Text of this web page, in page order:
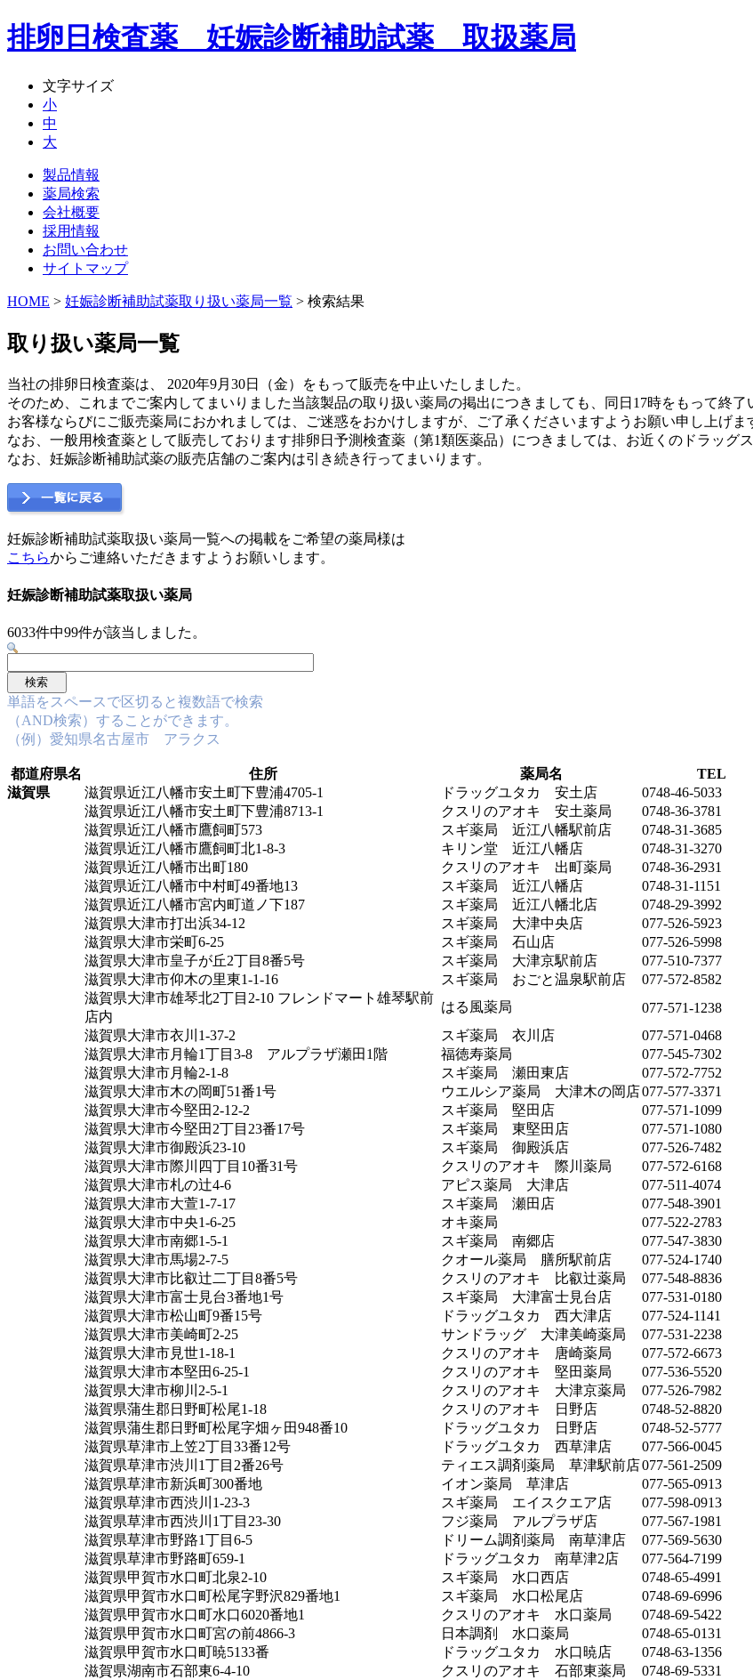
排卵日検査薬 妊娠診断補助試薬 取扱薬局
文字サイズ
小
中
大
製品情報
薬局検索
会社概要
採用情報
お問い合わせ
サイトマップ
HOME > 妊娠診断補助試薬取り扱い薬局一覧 > 検索結果
取り扱い薬局一覧
当社の排卵日検査薬は、 2020年9月30日（金）をもって販売を中止いたしました。
そのため、これまでご案内してまいりました当該製品の取り扱い薬局の掲出につきましても、同日17時をもって終了
お客様ならびにご販売薬局におかれましては、ご迷惑をおかけしますが、ご了承くださいますようお願い申し上げま
なお、一般用検査薬として販売しております排卵日予測検査薬（第1類医薬品）につきましては、お近くのドラッグ
なお、妊娠診断補助試薬の販売店舗のご案内は引き続き行ってまいります。
妊娠診断補助試薬取扱い薬局一覧への掲載をご希望の薬局様は
こちらからご連絡いただきますようお願いします。
妊娠診断補助試薬取扱い薬局
6033件中99件が該当しました。
単語をスペースで区切ると複数語で検索
（AND検索）することができます。
（例）愛知県名古屋市 アラクス
都道府県名 住所 薬局名
TEL
滋賀県
滋賀県近江八幡市安土町下豊浦4705-1 ドラッグユタカ 安土店
0748-46-5033
滋賀県近江八幡市安土町下豊浦8713-1
クスリのアオキ 安土薬局
0748-36-3781
滋賀県近江八幡市鷹飼町573
スギ薬局 近江八幡駅前店
0748-31-3685
滋賀県近江八幡市鷹飼町北1-8-3
キリン堂 近江八幡店
0748-31-3270
滋賀県近江八幡市出町180
クスリのアオキ 出町薬局
0748-36-2931
滋賀県近江八幡市中村町49番地13
スギ薬局 近江八幡店
0748-31-1151
滋賀県近江八幡市宮内町道ノ下187
スギ薬局 近江八幡北店
0748-29-3992
滋賀県大津市打出浜34-12
スギ薬局 大津中央店
077-526-5923
滋賀県大津市栄町6-25
スギ薬局 石山店
077-526-5998
滋賀県大津市皇子が丘2丁目8番5号
スギ薬局 大津京駅前店
077-510-7377
滋賀県大津市仰木の里東1-1-16
スギ薬局 おごと温泉駅前店
077-572-8582
滋賀県大津市雄琴北2丁目2-10 フレンドマート雄琴駅前
店内
はる風薬局
077-571-1238
滋賀県大津市衣川1-37-2
スギ薬局 衣川店
077-571-0468
滋賀県大津市月輪1丁目3-8 アルプラザ瀬田1階
福徳寿薬局
077-545-7302
滋賀県大津市月輪2-1-8
スギ薬局 瀬田東店
077-572-7752
滋賀県大津市木の岡町51番1号
ウエルシア薬局 大津木の岡店077-577-3371
滋賀県大津市今堅田2-12-2
スギ薬局 堅田店
077-571-1099
滋賀県大津市今堅田2丁目23番17号
スギ薬局 東堅田店
077-571-1080
滋賀県大津市御殿浜23-10
スギ薬局 御殿浜店
077-526-7482
滋賀県大津市際川四丁目10番31号
クスリのアオキ 際川薬局
077-572-6168
滋賀県大津市札の辻4-6
アピス薬局 大津店
077-511-4074
滋賀県大津市大萱1-7-17
スギ薬局 瀬田店
077-548-3901
滋賀県大津市中央1-6-25
オキ薬局
077-522-2783
滋賀県大津市南郷1-5-1
スギ薬局 南郷店
077-547-3830
滋賀県大津市馬場2-7-5
クオール薬局 膳所駅前店
077-524-1740
滋賀県大津市比叡辻二丁目8番5号
クスリのアオキ 比叡辻薬局
077-548-8836
滋賀県大津市富士見台3番地1号
スギ薬局 大津富士見台店
077-531-0180
滋賀県大津市松山町9番15号
ドラッグユタカ 西大津店
077-524-1141
滋賀県大津市美崎町2-25
サンドラッグ 大津美崎薬局
077-531-2238
滋賀県大津市見世1-18-1
クスリのアオキ 唐崎薬局
077-572-6673
滋賀県大津市本堅田6-25-1
クスリのアオキ 堅田薬局
077-536-5520
滋賀県大津市柳川2-5-1
クスリのアオキ 大津京薬局
077-526-7982
滋賀県蒲生郡日野町松尾1-18
クスリのアオキ 日野店
0748-52-8820
滋賀県蒲生郡日野町松尾字畑ヶ田948番10
ドラッグユタカ 日野店
0748-52-5777
滋賀県草津市上笠2丁目33番12号
ドラッグユタカ 西草津店
077-566-0045
滋賀県草津市渋川1丁目2番26号
ティエス調剤薬局 草津駅前店077-561-2509
滋賀県草津市新浜町300番地
イオン薬局 草津店
077-565-0913
滋賀県草津市西渋川1-23-3
スギ薬局 エイスクエア店
077-598-0913
滋賀県草津市西渋川1丁目23-30
フジ薬局 アルプラザ店
077-567-1981
滋賀県草津市野路1丁目6-5
ドリーム調剤薬局 南草津店
077-569-5630
滋賀県草津市野路町659-1
ドラッグユタカ 南草津2店
077-564-7199
滋賀県甲賀市水口町北泉2-10
スギ薬局 水口西店
0748-65-4991
滋賀県甲賀市水口町松尾字野沢829番地1
スギ薬局 水口松尾店
0748-69-6996
滋賀県甲賀市水口町水口6020番地1
クスリのアオキ 水口薬局
0748-69-5422
滋賀県甲賀市水口町宮の前4866-3
日本調剤 水口薬局
0748-65-0131
滋賀県甲賀市水口町暁5133番
ドラッグユタカ 水口暁店
0748-63-1356
滋賀県湖南市石部東6-4-10
クスリのアオキ 石部東薬局
0748-69-5331